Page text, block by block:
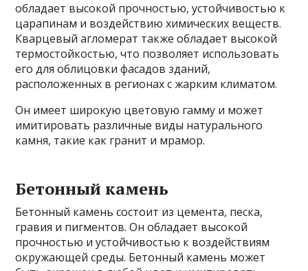
обладает высокой прочностью, устойчивостью к
царапинам и воздействию химических веществ.
Кварцевый агломерат также обладает высокой
термостойкостью, что позволяет использовать
его для облицовки фасадов зданий,
расположенных в регионах с жарким климатом.
Он имеет широкую цветовую гамму и может
имитировать различные виды натурального
камня, такие как гранит и мрамор.
Бетонный камень
Бетонный камень состоит из цемента, песка,
гравия и пигментов. Он обладает высокой
прочностью и устойчивостью к воздействиям
окружающей среды. Бетонный камень может